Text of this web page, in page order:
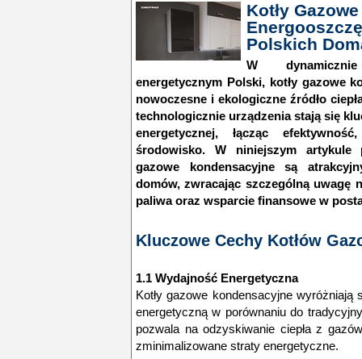
Kotły
Polskich
W
energetycznym Polski, kotły gazowe
nowoczesne i ekologiczne źródło
technologicznie urządzenia stają się
energetycznej, łącząc
środowisko. W niniejszym artykule
gazowe kondensacyjne są
domów, zwracając szczególną uwagę
paliwa oraz wsparcie finansowe w
Kluczowe Cechy Kotłów
1.1 Wydajność Energetyczna
Kotły gazowe kondensacyjne
energetyczną w porównaniu do
pozwala na odzyskiwanie ciepła z
zminimalizowane straty energetyczne.